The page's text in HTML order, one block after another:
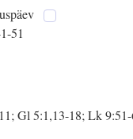
51
Gl 5:1,13-18; Lk